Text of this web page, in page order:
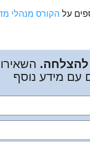
על הקורס מנהלי
להצלחה.
עם מידע נוסף